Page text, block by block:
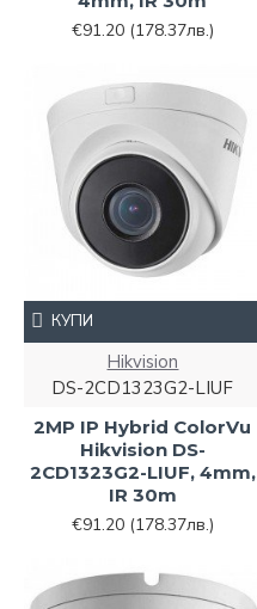
€91.20 (178.37лв.)
Hikvision
DS-2CD1323G2-LIUF
2MP IP Hybrid ColorVu
Hikvision DS-
2CD1323G2-LIUF, 4mm,
IR 30m
€91.20 (178.37лв.)
КУПИ